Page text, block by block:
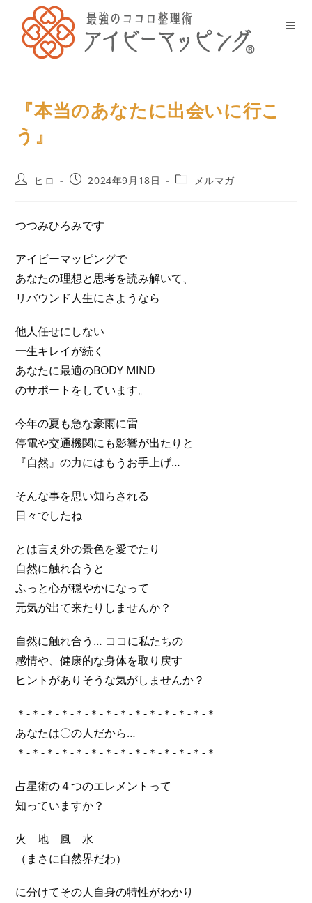
『本当のあなたに出会いに行こ
う』
ヒロ 2024年9月18日 メルマガ
つつみひろみです
アイビーマッピングで
あなたの理想と思考を読み解いて、
リバウンド人生にさようなら
他人任せにしない
一生キレイが続く
あなたに最適のBODY MIND
のサポートをしています。
今年の夏も急な豪雨に雷
停電や交通機関にも影響が出たりと
『自然』の力にはもうお手上げ…
そんな事を思い知らされる
日々でしたね
とは言え外の景色を愛でたり
自然に触れ合うと
ふっと心が穏やかになって
元気が出て来たりしませんか？
自然に触れ合う… ココに私たちの
感情や、健康的な身体を取り戻す
ヒントがありそうな気がしませんか？
＊-＊-＊-＊-＊-＊-＊-＊-＊-＊-＊-＊-＊-＊
あなたは〇の人だから…
＊-＊-＊-＊-＊-＊-＊-＊-＊-＊-＊-＊-＊-＊
占星術の４つのエレメントって
知っていますか？
火 地 風 水
（まさに自然界だわ）
に分けてその人自身の特性がわかり